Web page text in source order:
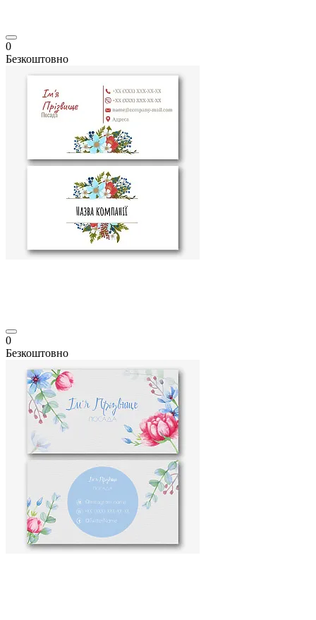
0
Безкоштовно
0
Безкоштовно